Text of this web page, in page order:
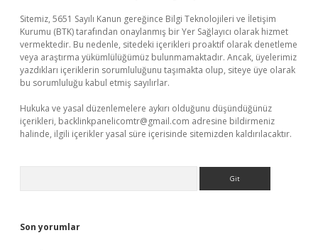
Sitemiz, 5651 Sayılı Kanun gereğince Bilgi Teknolojileri ve İletişim
Kurumu (BTK) tarafından onaylanmış bir Yer Sağlayıcı olarak hizmet
vermektedir. Bu nedenle, sitedeki içerikleri proaktif olarak denetleme
veya araştırma yükümlülüğümüz bulunmamaktadır. Ancak, üyelerimiz
yazdıkları içeriklerin sorumluluğunu taşımakta olup, siteye üye olarak
bu sorumluluğu kabul etmiş sayılırlar.
Hukuka ve yasal düzenlemelere aykırı olduğunu düşündüğünüz
içerikleri, backlinkpanelicomtr@gmail.com adresine bildirmeniz
halinde, ilgili içerikler yasal süre içerisinde sitemizden kaldırılacaktır.
Son yorumlar